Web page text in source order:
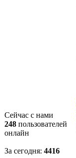
Сейчас с нами
248 пользователей
онлайн
За сегодня: 4416